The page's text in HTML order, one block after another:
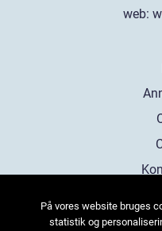
web:
På vores website bruges
statistik og